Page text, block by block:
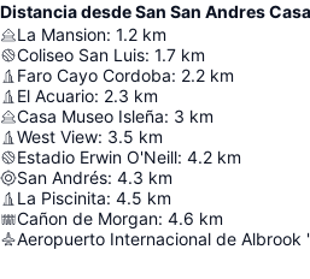
Distancia desde San San Andres
La Mansion: 1.2 km
Coliseo San Luis: 1.7 km
Faro Cayo Cordoba: 2.2 km
El Acuario: 2.3 km
Casa Museo Isleña: 3 km
West View: 3.5 km
Estadio Erwin O'Neill: 4.2 km
San Andrés: 4.3 km
La Piscinita: 4.5 km
Cañon de Morgan: 4.6 km